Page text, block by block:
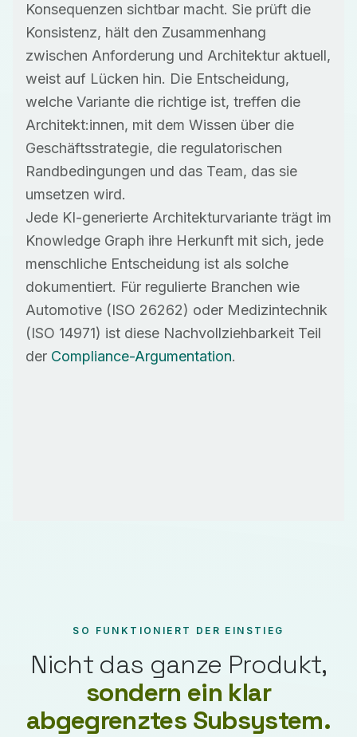
Konsequenzen sichtbar macht. Sie prüft die
Konsistenz, hält den Zusammenhang
zwischen Anforderung und Architektur aktuell,
weist auf Lücken hin. Die Entscheidung,
welche Variante die richtige ist, treffen die
Architekt:innen, mit dem Wissen über die
Geschäftsstrategie, die regulatorischen
Randbedingungen und das Team, das sie
umsetzen wird.
Jede KI-generierte Architekturvariante trägt im
Knowledge Graph ihre Herkunft mit sich, jede
menschliche Entscheidung ist als solche
dokumentiert. Für regulierte Branchen wie
Automotive (ISO 26262) oder Medizintechnik
(ISO 14971) ist diese Nachvollziehbarkeit Teil
der Compliance-Argumentation.
SO FUNKTIONIERT DER EINSTIEG
Nicht das ganze Produkt,
sondern ein klar
abgegrenztes Subsystem.